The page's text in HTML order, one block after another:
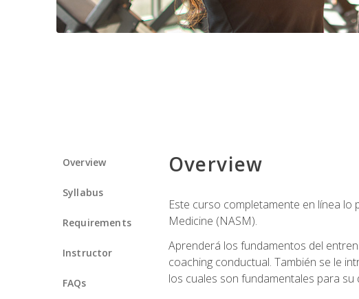
Overview
Syllabus
Requirements
Instructor
FAQs
Overview
Este curso completamente en línea
Medicine (NASM).
Aprenderá los fundamentos del
coaching conductual. También se le
los cuales son fundamentales para